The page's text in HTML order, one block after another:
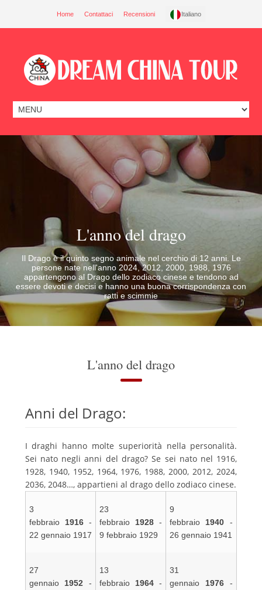
Home Contattaci Recensioni Italiano
L'anno del drago
Il Drago è il quinto segno animale nel cerchio di 12 anni. Le
persone nate nell'anno 2024, 2012, 2000, 1988, 1976
appartengono al Drago dello zodiaco cinese e tendono ad
essere devoti e decisi e hanno una buona corrispondenza con
ratti e scimmie
L'anno del drago
Anni del Drago:
I draghi hanno molte superiorità nella personalità.
Sei nato negli anni del drago? Se sei nato nel 1916,
1928, 1940, 1952, 1964, 1976, 1988, 2000, 2012, 2024,
2036, 2048…, appartieni al drago dello zodiaco cinese.
3
febbraio 1916-
22 gennaio 1917
23
febbraio 1928-
9 febbraio 1929
9
febbraio 1940 -
26 gennaio 1941
27
gennaio 1952 -
13
febbraio 1964-
31
gennaio 1976-